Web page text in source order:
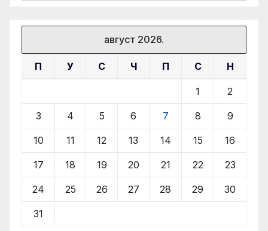
август 2026.
П У С Ч П С Н
1 2
3 4 5 6 7 8 9
10 11 12 13 14 15 16
17 18 19 20 21 22 23
24 25 26 27 28 29 30
31